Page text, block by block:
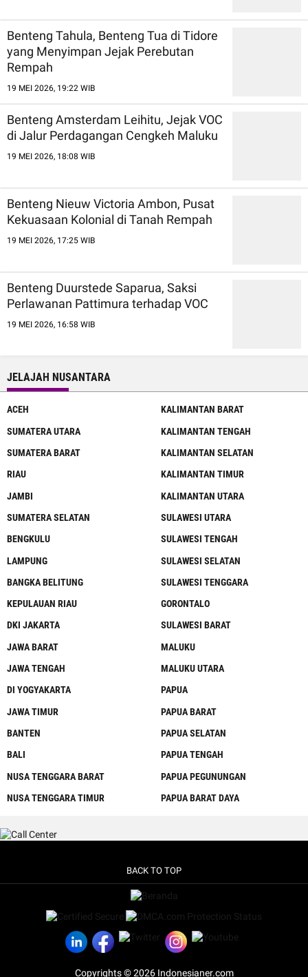
Benteng Tahula, Benteng Tua di Tidore
yang Menyimpan Jejak Perebutan
Rempah
19 MEI 2026, 19:22 WIB
Benteng Amsterdam Leihitu, Jejak VOC
di Jalur Perdagangan Cengkeh Maluku
19 MEI 2026, 18:08 WIB
Benteng Nieuw Victoria Ambon, Pusat
Kekuasaan Kolonial di Tanah Rempah
19 MEI 2026, 17:25 WIB
Benteng Duurstede Saparua, Saksi
Perlawanan Pattimura terhadap VOC
19 MEI 2026, 16:58 WIB
JELAJAH NUSANTARA
ACEH
SUMATERA UTARA
SUMATERA BARAT
RIAU
JAMBI
SUMATERA SELATAN
BENGKULU
LAMPUNG
BANGKA BELITUNG
KEPULAUAN RIAU
DKI JAKARTA
JAWA BARAT
JAWA TENGAH
DI YOGYAKARTA
JAWA TIMUR
BANTEN
BALI
NUSA TENGGARA BARAT
NUSA TENGGARA TIMUR
KALIMANTAN BARAT
KALIMANTAN TENGAH
KALIMANTAN SELATAN
KALIMANTAN TIMUR
KALIMANTAN UTARA
SULAWESI UTARA
SULAWESI TENGAH
SULAWESI SELATAN
SULAWESI TENGGARA
GORONTALO
SULAWESI BARAT
MALUKU
MALUKU UTARA
PAPUA
PAPUA BARAT
PAPUA SELATAN
PAPUA TENGAH
PAPUA PEGUNUNGAN
PAPUA BARAT DAYA
BACK TO TOP
Copyrights © 2026 Indonesianer.com